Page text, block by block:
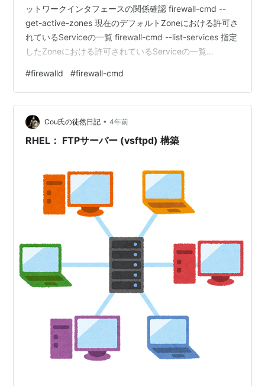
ットワークインタフェースの関係確認 firewall-cmd --
get-active-zones 現在のデフォルトZoneにおける許可さ
れているServiceの一覧 firewall-cmd --list-services 指定
したZoneにおける許可されているServiceの一覧
ォルトZoneにおける許可されているポートの一覧 但し、
サービスによって開放されているポート情報は表示され
ない。 firewal…
#firewalld #firewall-cmd
Cou氏の徒然日記 • 4年前
RHEL： FTPサーバー (vsftpd) 構築